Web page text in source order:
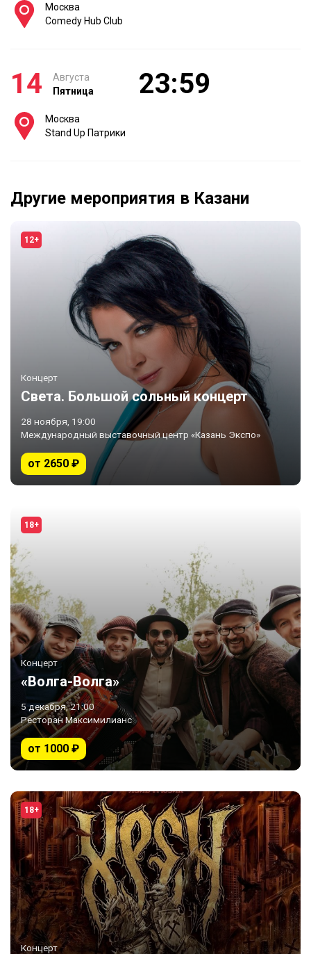
Москва
Comedy Hub Club
14
Августа
Пятница
23:59
Москва
Stand Up Патрики
Другие мероприятия в Казани
12+
Концерт
Света. Большой сольный концерт
28 ноября, 19:00
Международный выставочный центр «Казань Экспо»
от 2650 ₽
18+
Концерт
«Волга-Волга»
5 декабря, 21:00
Ресторан Максимилианс
от 1000 ₽
18+
Концерт